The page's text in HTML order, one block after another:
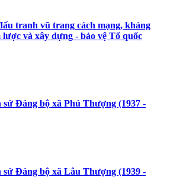
tranh vũ trang cách mạng, kháng
lược và xây dựng - bảo vệ Tổ quốc
sử Đảng bộ xã Phú Thượng (1937 -
sử Đảng bộ xã Lâu Thượng (1939 -